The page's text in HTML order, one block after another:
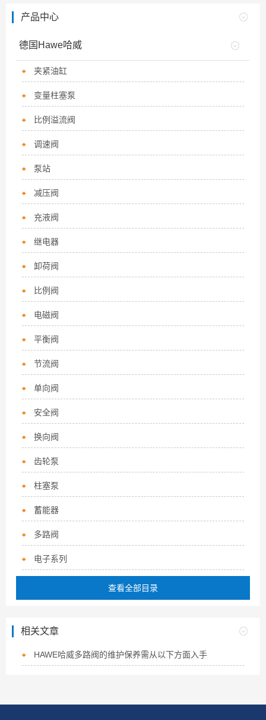
产品中心
德国Hawe哈威
夹紧油缸
变量柱塞泵
比例溢流阀
调速阀
泵站
减压阀
充液阀
继电器
卸荷阀
比例阀
电磁阀
平衡阀
节流阀
单向阀
安全阀
换向阀
齿轮泵
柱塞泵
蓄能器
多路阀
电子系列
查看全部目录
相关文章
HAWE哈威多路阀的维护保养需从以下方面入手